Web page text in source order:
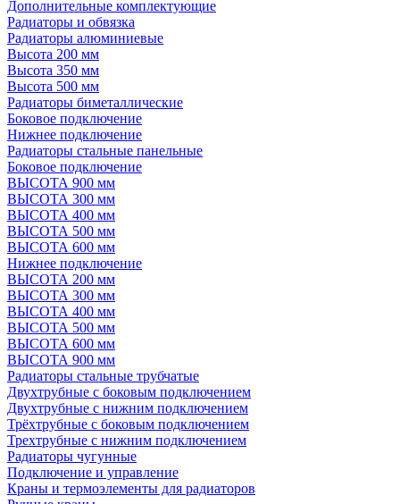
Дополнительные комплектующие
Радиаторы и обвязка
Радиаторы алюминиевые
Высота 200 мм
Высота 350 мм
Высота 500 мм
Радиаторы биметаллические
Боковое подключение
Нижнее подключение
Радиаторы стальные панельные
Боковое подключение
ВЫСОТА 900 мм
ВЫСОТА 300 мм
ВЫСОТА 400 мм
ВЫСОТА 500 мм
ВЫСОТА 600 мм
Нижнее подключение
ВЫСОТА 200 мм
ВЫСОТА 300 мм
ВЫСОТА 400 мм
ВЫСОТА 500 мм
ВЫСОТА 600 мм
ВЫСОТА 900 мм
Радиаторы стальные трубчатые
Двухтрубные с боковым подключением
Двухтрубные с нижним подключением
Трёхтрубные с боковым подключением
Трехтрубные с нижним подключением
Радиаторы чугунные
Подключение и управление
Краны и термоэлементы для радиаторов